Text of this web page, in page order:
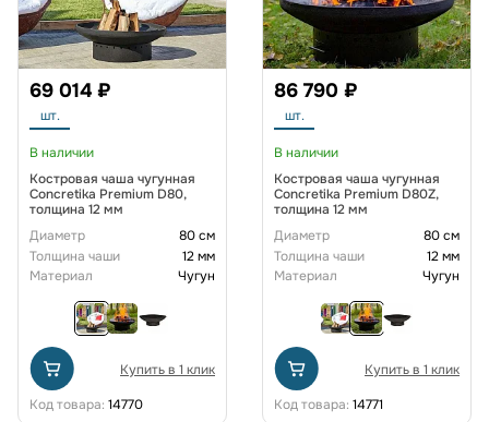
69 014 ₽
шт.
В наличии
Костровая чаша чугунная
Concretika Premium D80,
толщина 12 мм
Диаметр
80 см
Толщина чаши
12 мм
Материал
Чугун
Купить в 1 клик
Код товара: 14770
86 790 ₽
шт.
В наличии
Костровая чаша чугунная
Concretika Premium D80Z,
толщина 12 мм
Диаметр
80 см
Толщина чаши
12 мм
Материал
Чугун
Купить в 1 клик
Код товара: 14771